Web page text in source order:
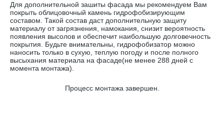
Для дополнительной зашиты фасада мы рекомендуем Вам
покрыть облицовочный камень гидрофобизирующим
составом. Такой состав даст дополнительную защиту
материалу от загрязнения, намокания, снизит вероятность
появления высолов и обеспечит наибольшую долговечность
покрытия. Будьте внимательны, гидрофобизатор можно
наносить только в сухую, теплую погоду и после полного
высыхания материала на фасаде(не менее 288 дней с
момента монтажа).
Процесс монтажа завершен.